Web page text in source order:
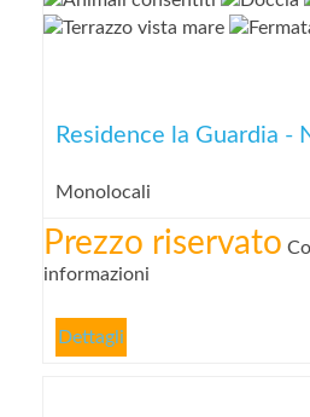
Residence la Guardia -
Monolocali
Prezzo riservato
informazioni
Dettagli